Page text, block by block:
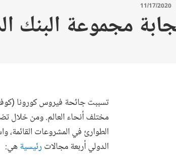
11/17/2020
مجموعة البنك
مختلف أنحاء العالم. ومن خلال
الطوارئ في المشروعات القائمة،
الدولي أربعة مجالات رئيسيةهي: